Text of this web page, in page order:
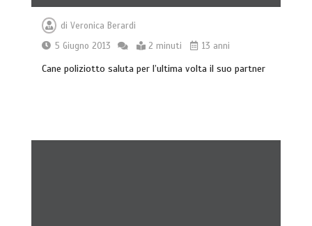
diVeronica Berardi
5 Giugno 2013
2 minuti 13 anni
Cane poliziotto saluta per l’ultima volta il suo partner